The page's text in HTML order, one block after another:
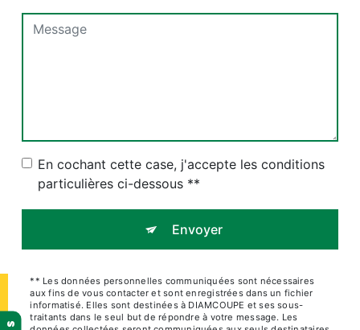
En cochant cette case, j'accepte les conditions
particulières ci-dessous **
Envoyer
** Les données personnelles communiquées sont nécessaires
aux fins de vous contacter et sont enregistrées dans un fichier
informatisé. Elles sont destinées à DIAMCOUPE et ses sous-
traitants dans le seul but de répondre à votre message. Les